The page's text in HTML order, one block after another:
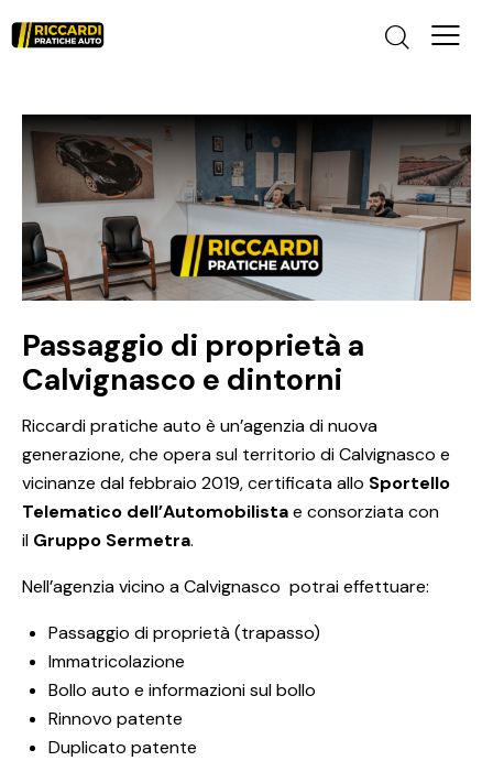
Passaggio di proprietà a
Calvignasco e dintorni
Riccardi pratiche auto è un’agenzia di nuova
generazione, che opera sul territorio di Calvignasco e
vicinanze dal febbraio 2019, certificata allo Sportello
Telematico dell’Automobilistae consorziata con
il Gruppo Sermetra.
Nell’agenzia vicino a Calvignasco potrai effettuare:
Passaggio di proprietà (trapasso)
Immatricolazione
Bollo auto e informazioni sul bollo
Rinnovo patente
Duplicato patente